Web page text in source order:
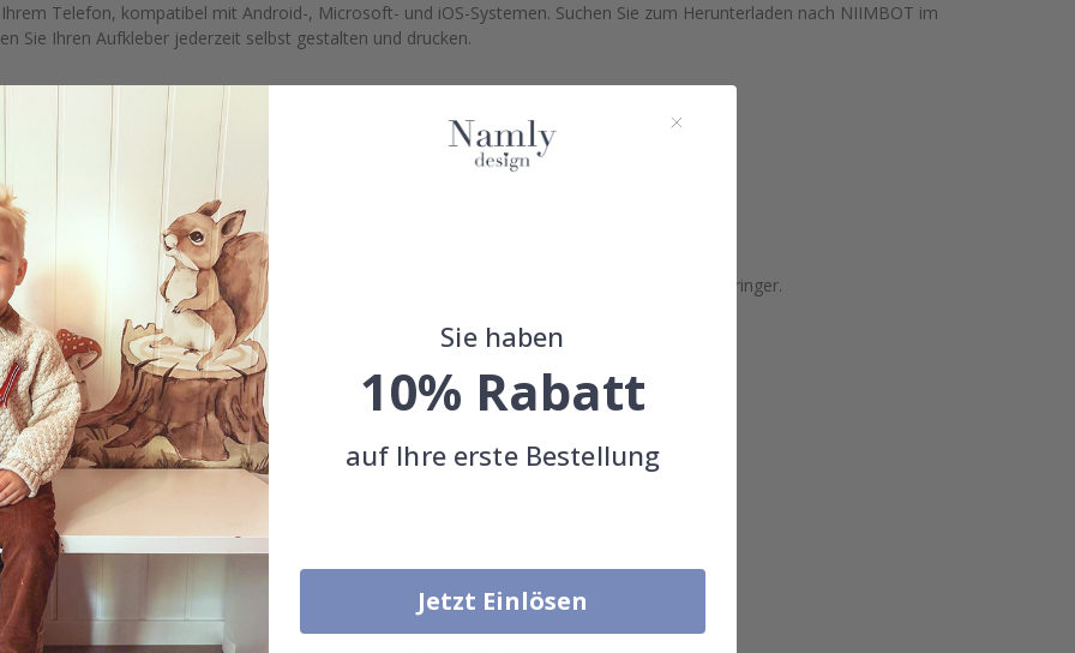
Telefon, kompatibel mit Android-, Microsoft- und iOS-Systemen. Suchen Sie zum Herunterladen nach NIIMBOT im
Sie Ihren Aufkleber jederzeit selbst gestalten und drucken.
1 x USB-Kabel, 1 x Druckerpapierrolle (im Etikettendrucker)
Farbband ist die Druckgeschwindigkeit schneller, sauberer und die Betriebskosten sind geringer.
Text)
Sie haben
10% Rabatt
auf Ihre erste Bestellung
Jetzt Einlösen